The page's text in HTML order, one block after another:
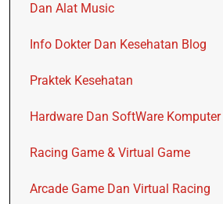
Dan Alat Music
Info Dokter Dan Kesehatan Blog
Praktek Kesehatan
Hardware Dan SoftWare Komputer
Racing Game & Virtual Game
Arcade Game Dan Virtual Racing